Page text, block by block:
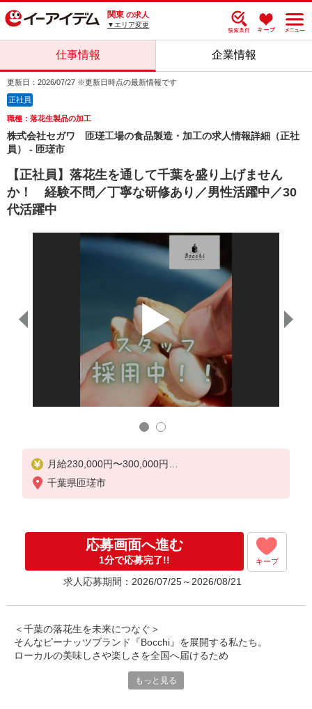
関東 の求人
▼エリア変更
仕事情報 企業情報
更新日：2026/07/27 ※更新日時点の最新情報です
正社員
職種：落花生製品の加工
株式会社セガワ 匝瑳工場の食品製造・加工の求人情報詳細（正社
員） - 匝瑳市
【正社員】落花生を通して千葉を盛り上げません
か！ 経験不問／丁寧な研修あり／男性活躍中／30
代活躍中
月給230,000円〜300,000円
※経験等による
千葉県匝瑳市
応募画面へ進む
1分で応募完了!! キープ
求人応募期間：2026/07/25～2026/08/21
＜千葉の落花生を未来につなぐ＞
そんなピーナッツブランド『Bocchi』を展開する私たち。
ローカルの美味しさや楽しさを全国へ届けるため
もっと見る